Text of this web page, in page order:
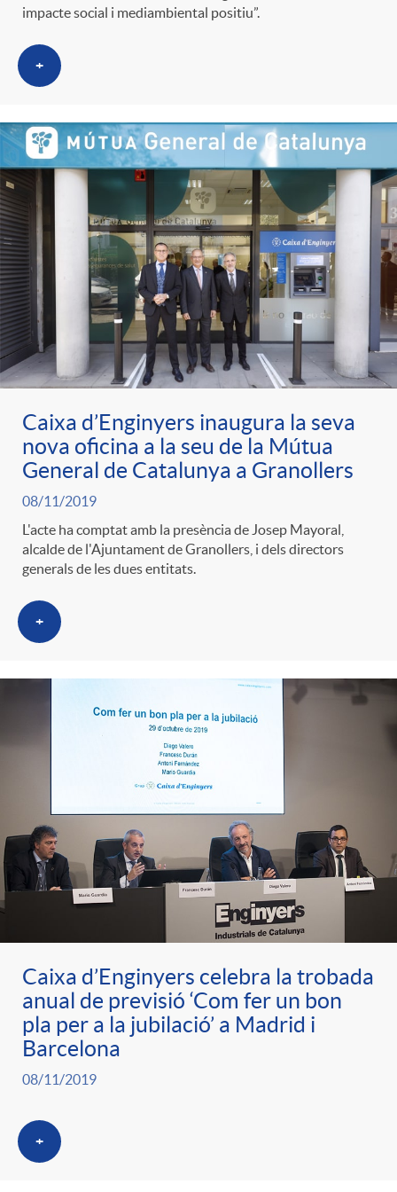
g
o
r
i
a
s
impacte social i mediambiental positiu”.
+
Caixa d’Enginyers inaugura la seva
nova oficina a la seu de la Mútua
General de Catalunya a Granollers
08/11/2019
L'acte ha comptat amb la presència de Josep Mayoral,
alcalde de l'Ajuntament de Granollers, i dels directors
generals de les dues entitats.
+
Caixa d’Enginyers celebra la trobada
anual de previsió ‘Com fer un bon
pla per a la jubilació’ a Madrid i
Barcelona
08/11/2019
+